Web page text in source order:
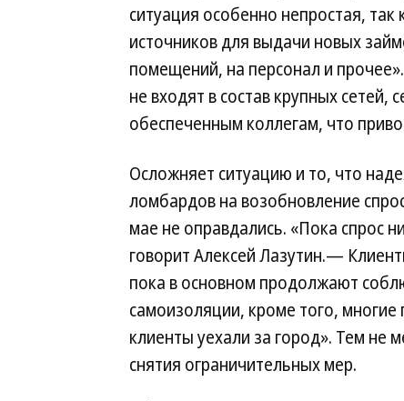
ситуация особенно непростая,
источников для выдачи новых
помещений, на персонал и
не входят в состав крупных сетей,
обеспеченным коллегам, что
Осложняет ситуацию и то, что
ломбардов на возобновление
мае не оправдались. «Пока спрос
говорит Алексей Лазутин.—
пока в основном продолжают
самоизоляции, кроме того, многие
клиенты уехали за город». Тем не
снятия ограничительных мер.